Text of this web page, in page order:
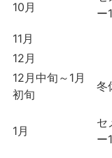
ー1
10月
11月
12月
12月中旬～1月
初旬
冬
1月
セ
ー1